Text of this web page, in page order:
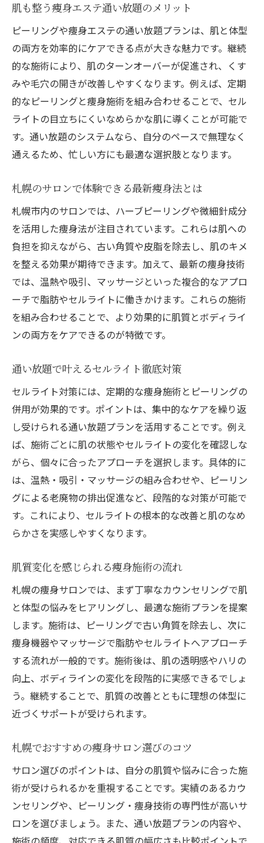
肌も整う痩身エステ通い放題のメリット
ピーリングや痩身エステの通い放題プランは、肌と体型
の両方を効率的にケアできる点が大きな魅力です。継続
的な施術により、肌のターンオーバーが促進され、くす
みや毛穴の開きが改善しやすくなります。例えば、定期
的なピーリングと痩身施術を組み合わせることで、セル
ライトの目立ちにくいなめらかな肌に導くことが可能で
す。通い放題のシステムなら、自分のペースで無理なく
通えるため、忙しい方にも最適な選択肢となります。
札幌のサロンで体験できる最新痩身法とは
札幌市内のサロンでは、ハーブピーリングや微細針成分
を活用した痩身法が注目されています。これらは肌への
負担を抑えながら、古い角質や皮脂を除去し、肌のキメ
を整える効果が期待できます。加えて、最新の痩身技術
では、温熱や吸引、マッサージといった複合的なアプロ
ーチで脂肪やセルライトに働きかけます。これらの施術
を組み合わせることで、より効果的に肌質とボディライ
ンの両方をケアできるのが特徴です。
通い放題で叶えるセルライト徹底対策
セルライト対策には、定期的な痩身施術とピーリングの
併用が効果的です。ポイントは、集中的なケアを繰り返
し受けられる通い放題プランを活用することです。例え
ば、施術ごとに肌の状態やセルライトの変化を確認しな
がら、個々に合ったアプローチを選択します。具体的に
は、温熱・吸引・マッサージの組み合わせや、ピーリン
グによる老廃物の排出促進など、段階的な対策が可能で
す。これにより、セルライトの根本的な改善と肌のなめ
らかさを実感しやすくなります。
肌質変化を感じられる痩身施術の流れ
札幌の痩身サロンでは、まず丁寧なカウンセリングで肌
と体型の悩みをヒアリングし、最適な施術プランを提案
します。施術は、ピーリングで古い角質を除去し、次に
痩身機器やマッサージで脂肪やセルライトへアプローチ
する流れが一般的です。施術後は、肌の透明感やハリの
向上、ボディラインの変化を段階的に実感できるでしょ
う。継続することで、肌質の改善とともに理想の体型に
近づくサポートが受けられます。
札幌でおすすめの痩身サロン選びのコツ
サロン選びのポイントは、自分の肌質や悩みに合った施
術が受けられるかを重視することです。実績のあるカウ
ンセリングや、ピーリング・痩身技術の専門性が高いサ
ロンを選びましょう。また、通い放題プランの内容や、